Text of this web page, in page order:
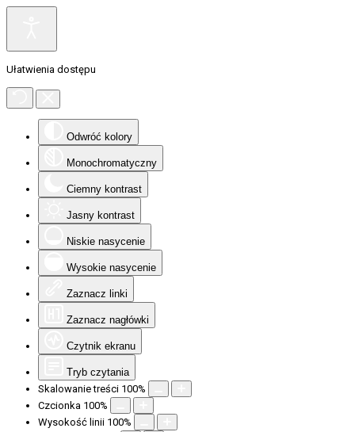
Ułatwienia dostępu
Odwróć kolory
Monochromatyczny
Ciemny kontrast
Jasny kontrast
Niskie nasycenie
Wysokie nasycenie
Zaznacz linki
Zaznacz nagłówki
Czytnik ekranu
Tryb czytania
Skalowanie treści 100%
Czcionka 100%
Wysokość linii 100%